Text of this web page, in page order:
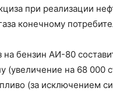
при реализации
конечному
на бензин АИ-80
(увеличение на 68 000
(за исключением